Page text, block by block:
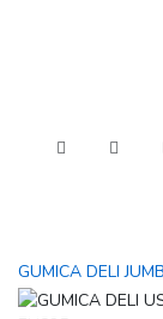
GUMICA DELI